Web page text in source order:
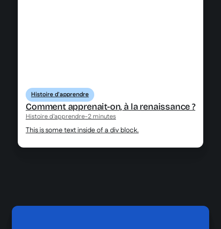
Histoire d'apprendre
Comment apprenait-on, à la renaissance ?
Histoire d'apprendre-2 minutes
This is some text inside of a div block.